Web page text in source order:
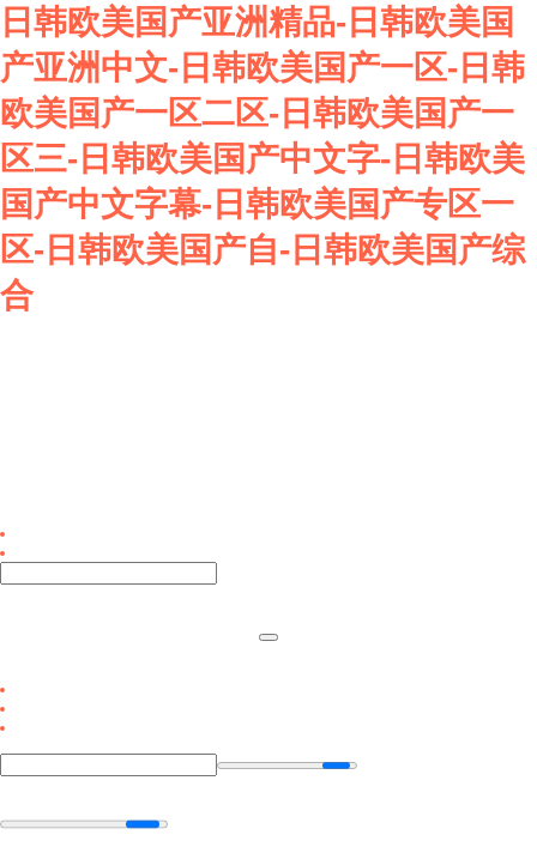
日韩欧美国产亚洲精品-日韩欧美国
产亚洲中文-日韩欧美国产一区-日韩
欧美国产一区二区-日韩欧美国产一
区三-日韩欧美国产中文字-日韩欧美
国产中文字幕-日韩欧美国产专区一
区-日韩欧美国产自-日韩欧美国产综
合